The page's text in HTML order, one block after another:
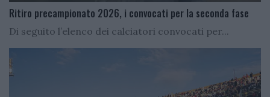
Ritiro precampionato 2026, i convocati per la seconda fase
Di seguito l’elenco dei calciatori convocati per...